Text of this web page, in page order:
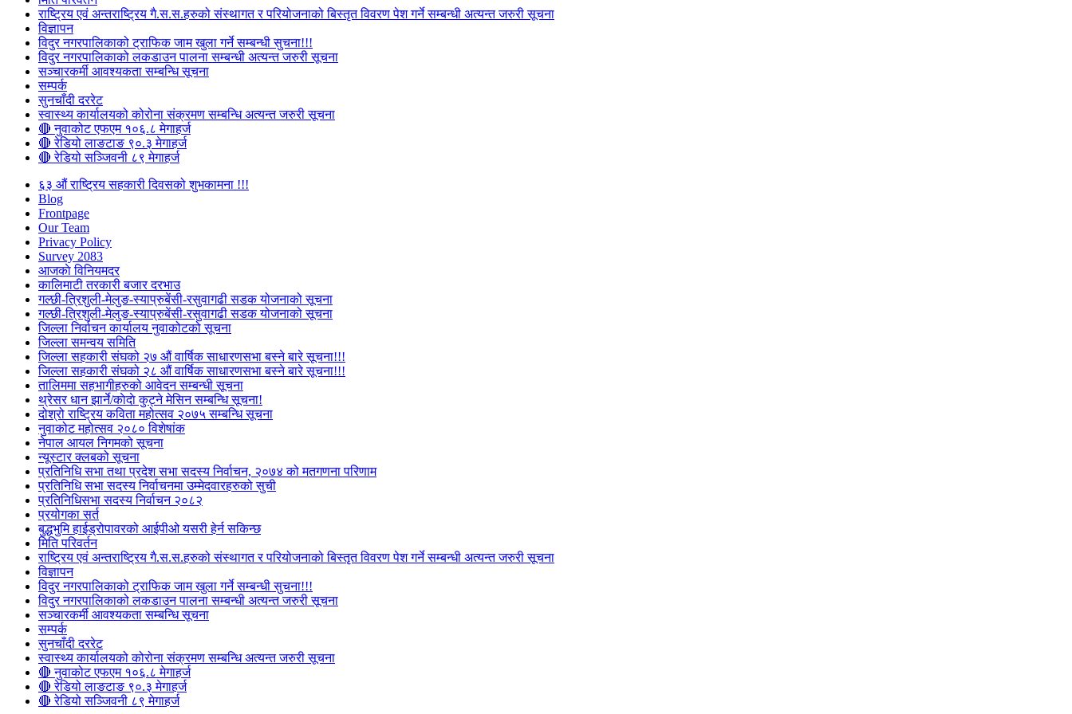
राष्ट्रिय एवं अन्तराष्ट्रिय गै.स.स.हरुको संस्थागत र परियोजनाको बिस्तृत विवरण पेश गर्ने सम्बन्धी अत्यन्त जरुरी सूचना
विज्ञापन
विदुर नगरपालिकाको ट्राफिक जाम खुला गर्ने सम्बन्धी सुचना!!!
विदुर नगरपालिकाको लकडाउन पालना सम्बन्धी अत्यन्त जरुरी सूचना
सञ्चारकर्मी आवश्यकता सम्बन्धि सूचना
सम्पर्क
सुनचाँदी दररेट
स्वास्थ्य कार्यालयको कोरोना संक्रमण सम्बन्धि अत्यन्त जरुरी सूचना
🔴 नुवाकोट एफएम १०६.८ मेगाहर्ज
🔴 रेडियो लाङटाङ ९०.३ मेगाहर्ज
🔴 रेडियो सञ्जिवनी ८९ मेगाहर्ज
६३ औं राष्ट्रिय सहकारी दिवसको शुभकामना !!!
Blog
Frontpage
Our Team
Privacy Policy
Survey 2083
आजकाे विनियमदर
कालिमाटी तरकारी बजार दरभाउ
गल्छी-त्रिशुली-मेलुङ-स्याप्रुबेंसी-रसुवागढी सडक योजनाको सूचना
गल्छी-त्रिशुली-मेलुङ-स्याप्रुबेंसी-रसुवागढी सडक योजनाको सूचना
जिल्ला निर्वाचन कार्यालय नुवाकोटको सूचना
जिल्ला समन्वय समिति
जिल्ला सहकारी संघको २७ औं वार्षिक साधारणसभा बस्ने बारे सूचना!!!
जिल्ला सहकारी संघको २८ औं वार्षिक साधारणसभा बस्ने बारे सूचना!!!
तालिममा सहभागीहरुको आवेदन सम्बन्धी सूचना
थ्रेसर धान झार्ने/काेदाे कुट्ने मेसिन सम्बन्धि सूचना!
दोश्रो राष्ट्रिय कविता महोत्सव २०७५ सम्बन्धि सूचना
नुवाकोट महोत्सव २०८० विशेषांक
नेपाल आयल निगमको सूचना
न्यूस्टार क्लबको सूचना
प्रतिनिधि सभा तथा प्रदेश सभा सदस्य निर्वाचन, २०७४ को मतगणना परिणाम
प्रतिनिधि सभा सदस्य निर्वाचनमा उम्मेदवारहरुको सुची
प्रतिनिधिसभा सदस्य निर्वाचन २०८२
प्रयोगका सर्त
बुद्धभुमि हाईड्रोपावरको आईपीओ यसरी हेर्न सकिन्छ
मिति परिवर्तन
राष्ट्रिय एवं अन्तराष्ट्रिय गै.स.स.हरुको संस्थागत र परियोजनाको बिस्तृत विवरण पेश गर्ने सम्बन्धी अत्यन्त जरुरी सूचना
विज्ञापन
विदुर नगरपालिकाको ट्राफिक जाम खुला गर्ने सम्बन्धी सुचना!!!
विदुर नगरपालिकाको लकडाउन पालना सम्बन्धी अत्यन्त जरुरी सूचना
सञ्चारकर्मी आवश्यकता सम्बन्धि सूचना
सम्पर्क
सुनचाँदी दररेट
स्वास्थ्य कार्यालयको कोरोना संक्रमण सम्बन्धि अत्यन्त जरुरी सूचना
🔴 नुवाकोट एफएम १०६.८ मेगाहर्ज
🔴 रेडियो लाङटाङ ९०.३ मेगाहर्ज
🔴 रेडियो सञ्जिवनी ८९ मेगाहर्ज